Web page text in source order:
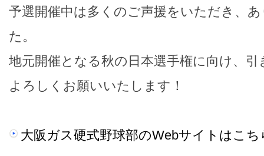
予選開催中は多くのご声援をいただき、
た。
地元開催となる秋の日本選手権に向け、
よろしくお願いいたします！
大阪ガス硬式野球部のWebサイトはこち